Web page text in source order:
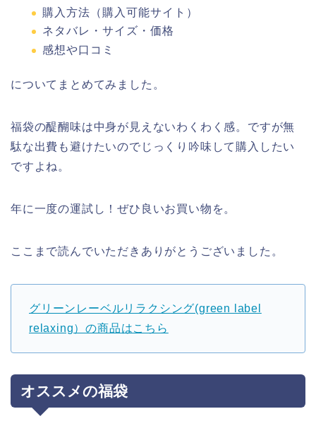
購入方法（購入可能サイト）
ネタバレ・サイズ・価格
感想や口コミ
についてまとめてみました。
福袋の醍醐味は中身が見えないわくわく感。ですが無
駄な出費も避けたいのでじっくり吟味して購入したい
ですよね。
年に一度の運試し！ぜひ良いお買い物を。
ここまで読んでいただきありがとうございました。
グリーンレーベルリラクシング(green label
relaxing）の商品はこちら
オススメの福袋